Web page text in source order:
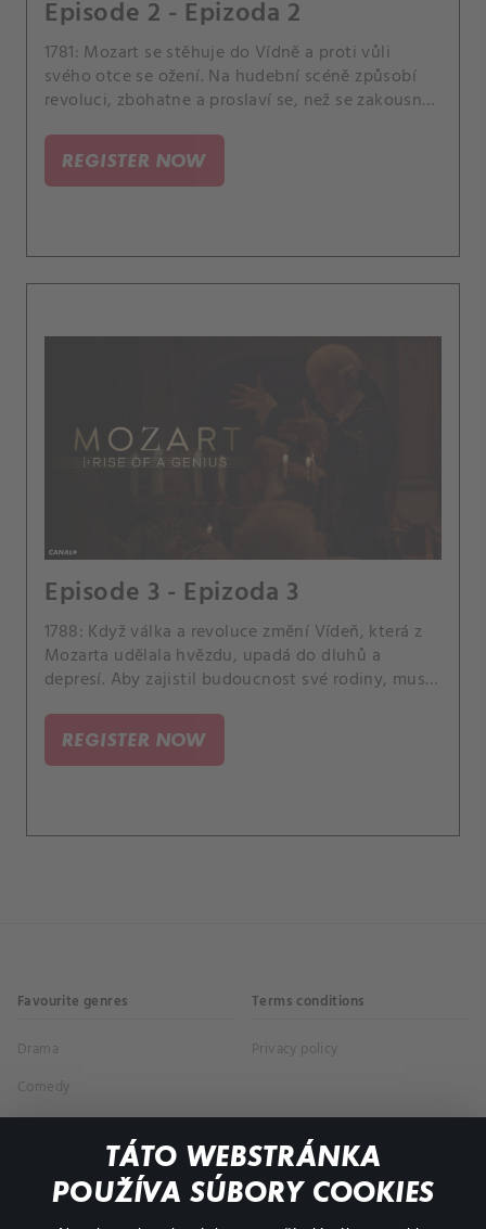
TÁTO WEBSTRÁNKA
POUŽÍVA SÚBORY COOKIES
Episode 2 - Epizoda 2
1781: Mozart se stěhuje do Vídně a proti vůli
svého otce se ožení. Na hudební scéně způsobí
revoluci, zbohatne a proslaví se, než se zakousne
REGISTER NOW
Episode 3 - Epizoda 3
1788: Když válka a revoluce změní Vídeň, která z
Mozarta udělala hvězdu, upadá do dluhů a
depresí. Aby zajistil budoucnost své rodiny, musí
REGISTER NOW
Favourite genres
Drama
Comedy
Documentaries
Terms conditions
Privacy policy